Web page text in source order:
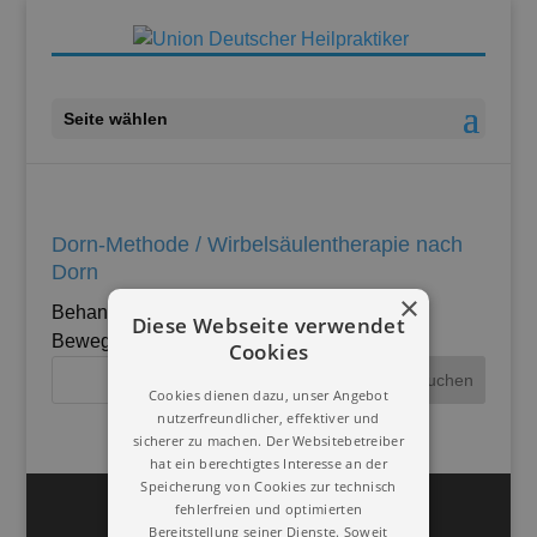
Seite wählen
Dorn-Methode / Wirbelsäulentherapie nach
Dorn
Behandlung der Wirbelsäule mit Druck und
Bewegung.
Impressum Datenschutz
Diese Webseite verwendet
Cookies
Cookies dienen dazu, unser Angebot
nutzerfreundlicher, effektiver und
sicherer zu machen. Der Websitebetreiber
hat ein berechtigtes Interesse an der
Speicherung von Cookies zur technisch
fehlerfreien und optimierten
Bereitstellung seiner Dienste. Soweit
×